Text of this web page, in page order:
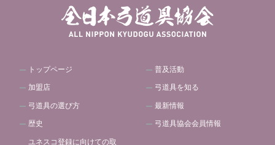
トップページ
加盟店
弓道具の選び方
歴史
ユネスコ登録に向けての取
普及活動
弓道具を知る
最新情報
弓道具協会会員情報